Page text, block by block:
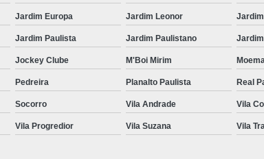
Jardim Europa Jardim Leonor
Jardim Paulista Jardim Paulistano
Jockey Clube M'Boi Mirim Moema
Pedreira Planalto Paulista Real
Socorro Vila Andrade Vila
Vila Progredior Vila Suzana Vila